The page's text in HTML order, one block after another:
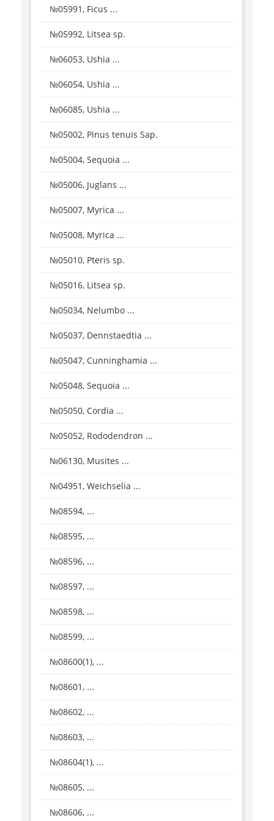
№05991, Ficus ...
№05992, Litsea sp.
№06053, Ushia ...
№06054, Ushia ...
№06085, Ushia ...
№05002, Pinus tenuis Sap.
№05004, Sequoia ...
№05006, Juglans ...
№05007, Myrica ...
№05008, Myrica ...
№05010, Pteris sp.
№05016, Litsea sp.
№05034, Nelumbo ...
№05037, Dennstaedtia ...
№05047, Cunninghamia ...
№05048, Sequoia ...
№05050, Cordia ...
№05052, Rododendron ...
№06130, Musites ...
№04951, Weichselia ...
№08594, ...
№08595, ...
№08596, ...
№08597, ...
№08598, ...
№08599, ...
№08600(1), ...
№08601, ...
№08602, ...
№08603, ...
№08604(1), ...
№08605, ...
№08606, ...